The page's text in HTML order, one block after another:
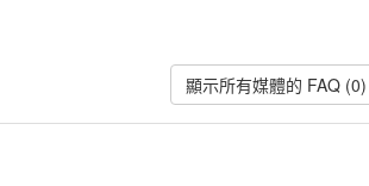
顯示所有媒體的 FAQ (0)